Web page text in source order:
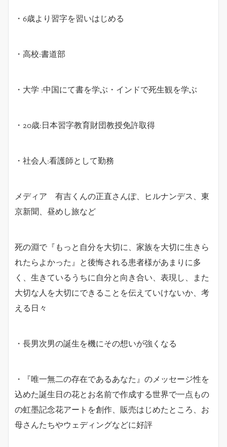
・ 6歳より習字を習いはじめる
・高校:書道部
・大学 :中国にて書を学ぶ・インドで死生観を学ぶ
・ 20歳:日本習字教育財団教授免許取得
・社会人:看護師として勤務
メディア 有吉くんの正直さんぽ、ヒルナンデス、東
京新聞、昼めし旅など
死の淵で『もっと自分を大切に、家族を大切に生きら
れたらよかった』と後悔される患者様があまりに多
く、生きているうちに自分と向き合い、表現し、また
大切な人を大切にできることを伝えていけないか、考
える日々
・長男次男の誕生を機にその想いが強くなる
・『唯一無二の存在であるあなた』のメッセージ性を
込めた誕生日の花とお名前で作成する世界で一点もの
の虹墨記念花アートを創作、販売はじめたところ、お
母さんたちやウェディングなどに好評